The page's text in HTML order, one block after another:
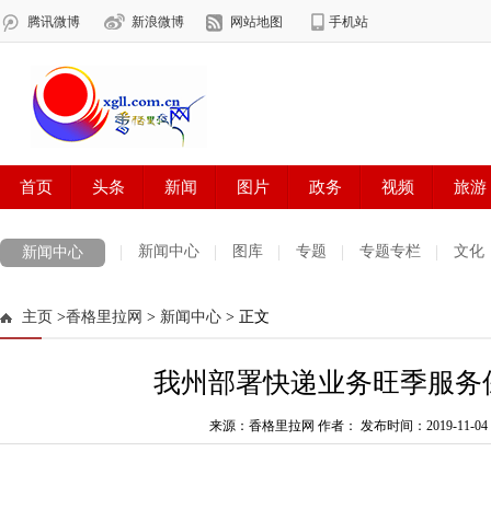
新闻中心 新闻中心 图库 专题 专题专栏 文化
法治迪庆
主页 >香格里拉网 > 新闻中心 > 正文
我州部署快递业务旺季服务
来源：香格里拉网 作者： 发布时间：2019-11-04